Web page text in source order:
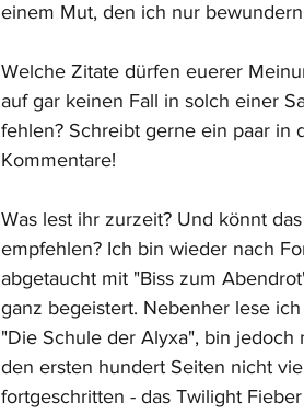
einem Mut, den ich nur bewundern
Welche Zitate dürfen euerer
auf gar keinen Fall in solch einer
fehlen? Schreibt gerne ein paar in
Kommentare!
Was lest ihr zurzeit? Und könnt
empfehlen? Ich bin wieder nach
abgetaucht mit "Biss zum
ganz begeistert. Nebenher lese
"Die Schule der Alyxa", bin jedoch
den ersten hundert Seiten nicht
fortgeschritten - das Twilight